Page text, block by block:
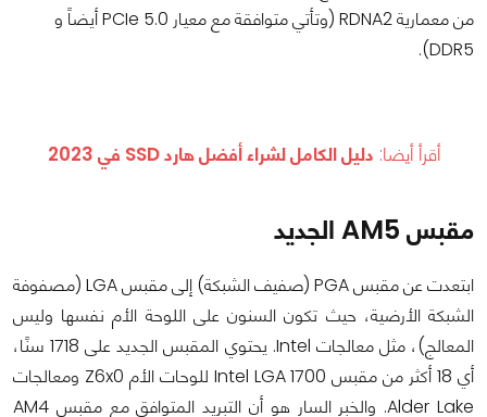
من معمارية RDNA2 (وتأتي متوافقة مع معيار PCIe 5.0 أيضاً و
DDR5).
أقرأ أيضا: دليل الكامل لشراء أفضل هارد SSD في 2023
مقبس AM5 الجديد
ابتعدت عن مقبس PGA (صفيف الشبكة) إلى مقبس LGA (مصفوفة
الشبكة الأرضية، حيث تكون السنون على اللوحة الأم نفسها وليس
المعالج)، مثل معالجات Intel. يحتوي المقبس الجديد على 1718 سنًا،
أي 18 أكثر من مقبس Intel LGA 1700 للوحات الأم Z6x0 ومعالجات
Alder Lake. والخبر السار هو أن التبريد المتوافق مع مقبس AM4